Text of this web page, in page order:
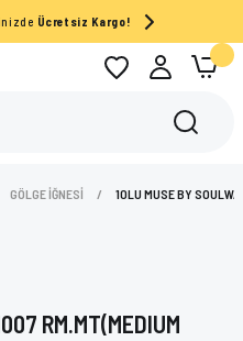
Ücretsiz Kargo!
GÖLGE İĞNESİ 10LU MUSE BY
RM.MT(MEDIUM